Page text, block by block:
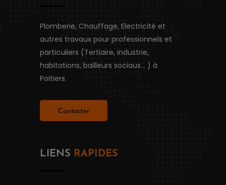
Plomberie, Chauffage, Electricité et
autres travaux pour professionnels et
particuliers (Tertiaire, industrie,
habitations, bailleurs sociaux... ) à
Poitiers.
Contacter
LIENS RAPIDES